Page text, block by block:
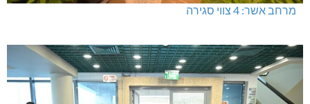
מרחב אשר: 4 צווי סגירה